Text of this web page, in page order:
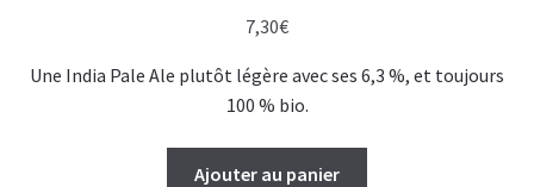
7,30€
Une India Pale Ale plutôt légère avec ses 6,3 %, et toujours
100 % bio.
Ajouter au panier